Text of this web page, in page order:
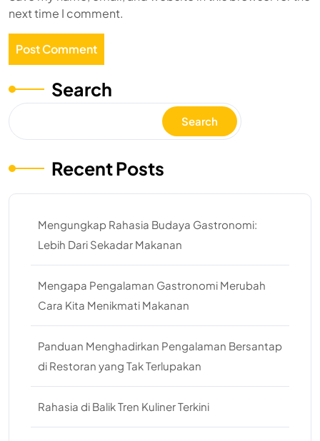
next time I comment.
Search
Search
Recent Posts
Mengungkap Rahasia Budaya Gastronomi:
Lebih Dari Sekadar Makanan
Mengapa Pengalaman Gastronomi Merubah
Cara Kita Menikmati Makanan
Panduan Menghadirkan Pengalaman Bersantap
di Restoran yang Tak Terlupakan
Rahasia di Balik Tren Kuliner Terkini